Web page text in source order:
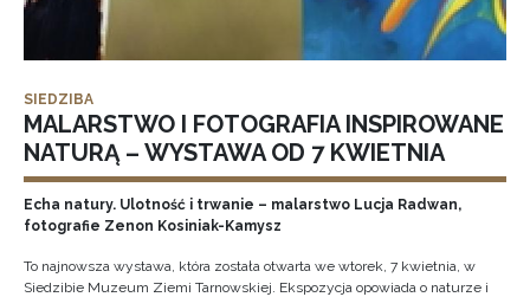
SIEDZIBA
MALARSTWO I FOTOGRAFIA INSPIROWANE
NATURĄ – WYSTAWA OD 7 KWIETNIA
Echa natury. Ulotność i trwanie – malarstwo Lucja Radwan,
fotografie Zenon Kosiniak-Kamysz
To najnowsza wystawa, która została otwarta we wtorek, 7 kwietnia, w
Siedzibie Muzeum Ziemi Tarnowskiej. Ekspozycja opowiada o naturze i